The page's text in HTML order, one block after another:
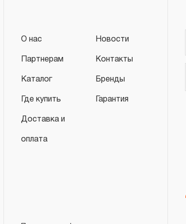
2. Понятие «ОГРАНИЧЕННАЯ
СХЕМУ (МЕХАНИЗМ)
гарантии», в связи с сокращенным
интенсивности.
2.2 При повышенной интенсивности
дате продажи, указанной в
О нас Новости
Партнерам Контакты
Каталог Бренды
Где купить Гарантия
Доставка и
оплата